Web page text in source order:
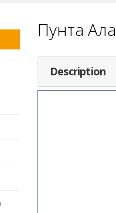
Пунта Ала
Description